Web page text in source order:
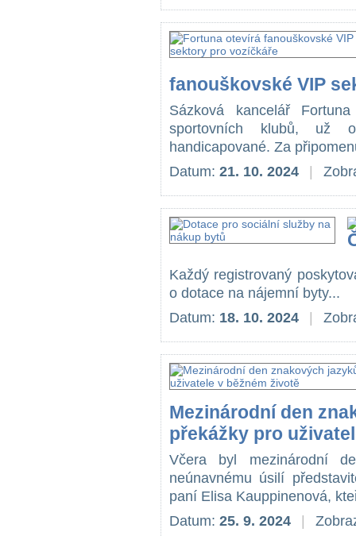
fanouškovské VIP
Sázková kancelář
sportovních klubů, už
handicapované. Za
Datum: 21. 10. 2024
Každý registrovaný
o dotace na nájemní byty...
Datum: 18. 10. 2024
Mezinárodní den
překážky pro
Včera byl mezinárodní
neúnavnému úsilí
paní Elisa Kauppinenová,
Datum: 25. 9. 2024